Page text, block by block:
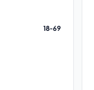
18-69